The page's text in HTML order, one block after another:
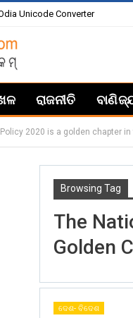
Unicode Converter
ରାଜନୀତି
2020 is a golden chapter
Browsing Tag
The
Golden
ଦେଶ- ବିଦେଶ